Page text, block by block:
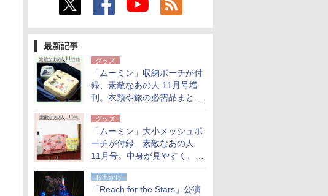
最新記事
グッズ
「ムーミン」収納ポーチが付
録、素敵なあの人 11月号増
刊。衣類や旅の必需品まとま
る大小2個セット
グッズ
「ムーミン」大小メッシュポ
ーチが付録、素敵なあの人
11月号。中身が見やすく、温
泉スパにも使える
お出かけ
「Reach for the Stars」公演